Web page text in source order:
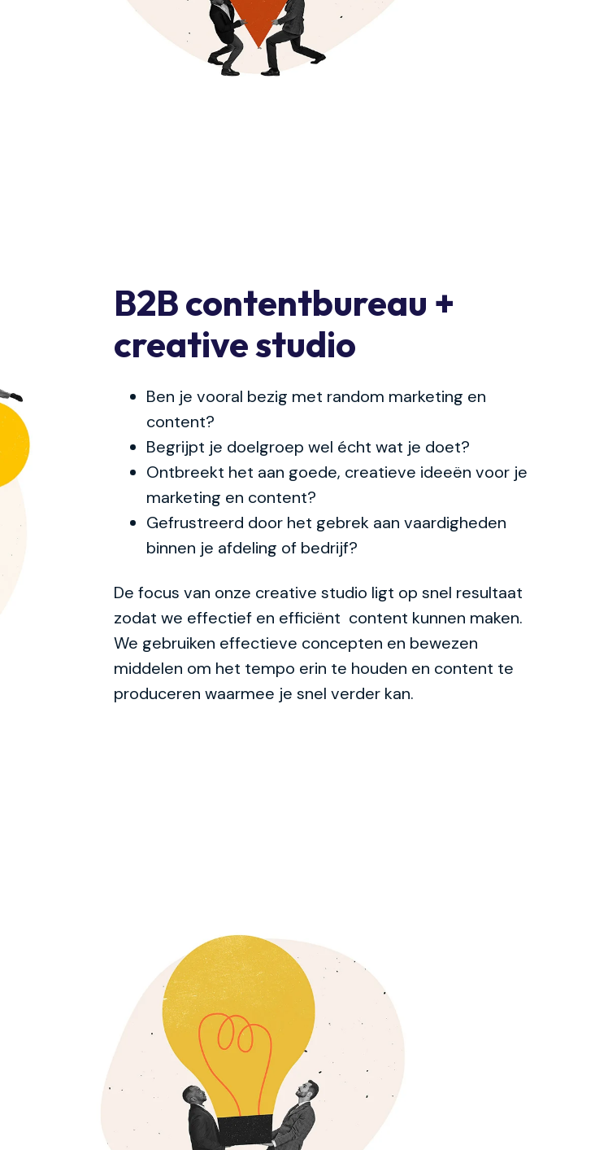
B2B contentbureau +
creative studio
Ben je vooral bezig met random marketing en
content?
Begrijpt je doelgroep wel écht wat je doet?
Ontbreekt het aan goede, creatieve ideeën voor je
marketing en content?
Gefrustreerd door het gebrek aan vaardigheden
binnen je afdeling of bedrijf?
De focus van onze creative studio ligt op snel resultaat
zodat we effectief en efficiënt content kunnen maken.
We gebruiken effectieve concepten en bewezen
middelen om het tempo erin te houden en content te
produceren waarmee je snel verder kan.